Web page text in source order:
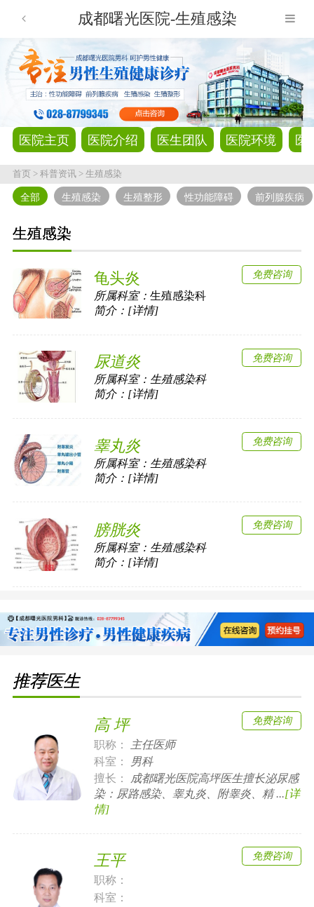
成都曙光医院-生殖感染
医院主页 医院介绍 医生团队 医院环境 医
首页> 科普资讯> 生殖感染
全部 生殖感染 生殖整形 性功能障碍 前列腺疾病
生殖感染
龟头炎
所属科室：生殖感染科
简介：[详情]
免费咨询
尿道炎
所属科室： 生殖感染科
简介：[详情]
免费咨询
睾丸炎
所属科室： 生殖感染科
简介：[详情]
免费咨询
膀胱炎
所属科室： 生殖感染科
简介：[详情]
免费咨询
推荐医生
高 坪
职称：
主任医师
科室：
男科
擅长：
成都曙光医院高坪医生擅长泌尿感
染：尿路感染、睾丸炎、附睾炎、精 ...[详
情]
免费咨询
王平
职称：
科室：
免费咨询